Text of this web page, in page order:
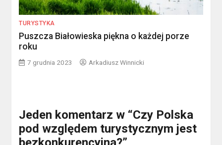
TURYSTYKA
Puszcza Białowieska piękna o każdej porze
roku
7 grudnia 2023 Arkadiusz Winnicki
Jeden komentarz w “Czy Polska
pod względem turystycznym jest